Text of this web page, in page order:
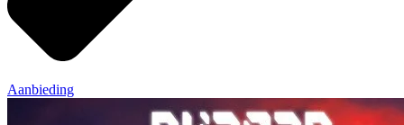
Aanbieding